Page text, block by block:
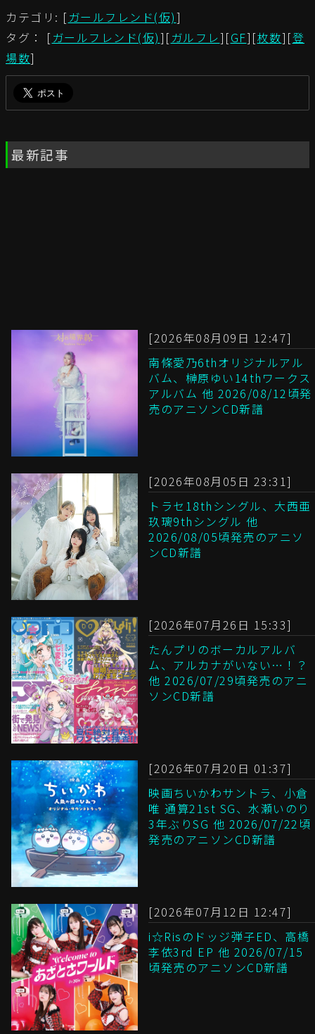
カテゴリ: [ガールフレンド(仮)]
タグ： [ガールフレンド(仮)][ガルフレ][GF][枚数][登
場数]
最新記事
[2026年08月09日 12:47]
南條愛乃6thオリジナルアル
バム、榊原ゆい14thワークス
アルバム 他 2026/08/12頃発
売のアニソンCD新譜
[2026年08月05日 23:31]
トラセ18thシングル、大西亜
玖璃9thシングル 他
2026/08/05頃発売のアニソ
ンCD新譜
[2026年07月26日 15:33]
たんプリのボーカルアルバ
ム、アルカナがいない…！？
他 2026/07/29頃発売のアニ
ソンCD新譜
[2026年07月20日 01:37]
映画ちいかわサントラ、小倉
唯 通算21st SG、水瀬いのり
3年ぶりSG 他 2026/07/22頃
発売のアニソンCD新譜
[2026年07月12日 12:47]
i☆Risのドッジ弾子ED、高橋
李依3rd EP 他 2026/07/15
頃発売のアニソンCD新譜